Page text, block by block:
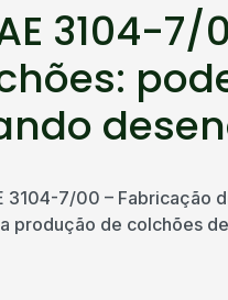
3104-
3104-7/00 – Fabricação
produção de colchões